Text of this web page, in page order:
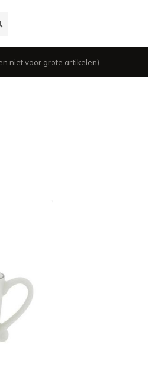
niet voor grote artikelen)